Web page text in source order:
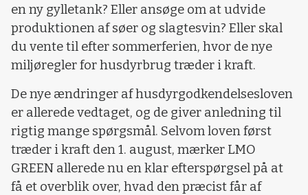
en ny gylletank? Eller ansøge om at udvide
produktionen af søer og slagtesvin? Eller skal
du vente til efter sommerferien, hvor de nye
miljøregler for husdyrbrug træder i kraft.
De nye ændringer af husdyrgodkendelsesloven
er allerede vedtaget, og de giver anledning til
rigtig mange spørgsmål. Selvom loven først
træder i kraft den 1. august, mærker LMO
GREEN allerede nu en klar efterspørgsel på at
få et overblik over, hvad den præcist får af